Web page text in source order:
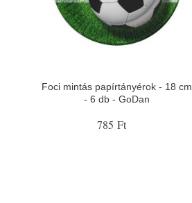
Foci mintás papírtányérok - 18 cm
- 6 db - GoDan
785 Ft